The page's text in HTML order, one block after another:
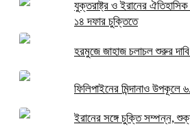
যুক্তরাষ্ট্র ও ইরানের
১৪ দফার চুক্তিতে
হরমুজে জাহাজ চলাচল শুরুর
ফিলিপাইনের মিন্দানাও উপকূলে
ইরানের সঙ্গে চুক্তি সম্পন্ন,